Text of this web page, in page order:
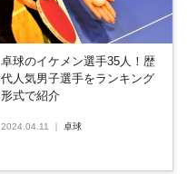
卓球のイケメン選手35人！歴
代人気男子選手をランキング
形式で紹介
2024.04.11 卓球